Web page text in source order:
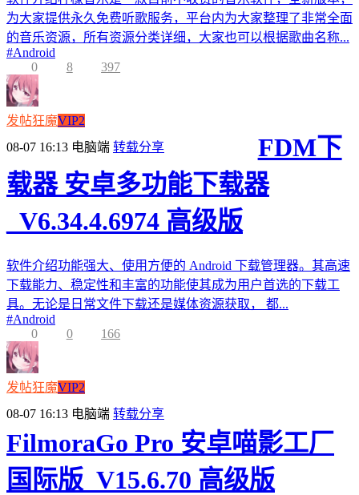
为大家提供永久免费听歌服务，平台内为大家整理了非常全面
的音乐资源，所有资源分类详细，大家也可以根据歌曲名称...
#Android
0
8 397
发帖狂魔VIP2
08-07 16:13 电脑端 转载分享
FDM下
载器 安卓多功能下载器
_V6.34.4.6974 高级版
软件介绍功能强大、使用方便的 Android 下载管理器。其高速
下载能力、稳定性和丰富的功能使其成为用户首选的下载工
具。无论是日常文件下载还是媒体资源获取， 都...
#Android
0
0 166
发帖狂魔VIP2
08-07 16:13 电脑端 转载分享
FilmoraGo Pro 安卓喵影工厂
国际版_V15.6.70 高级版